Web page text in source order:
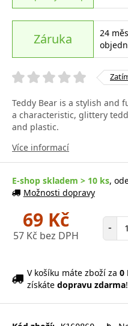
Záruka
24
Teddy Bear is a stylish and
a characteristic, glittery
and plastic.
Více informací
E-shop skladem > 10 ks,
Možnosti dopravy
69 Kč
57 Kč bez DPH
-
V košíku máte zboží za 0
získáte dopravu zdarma!